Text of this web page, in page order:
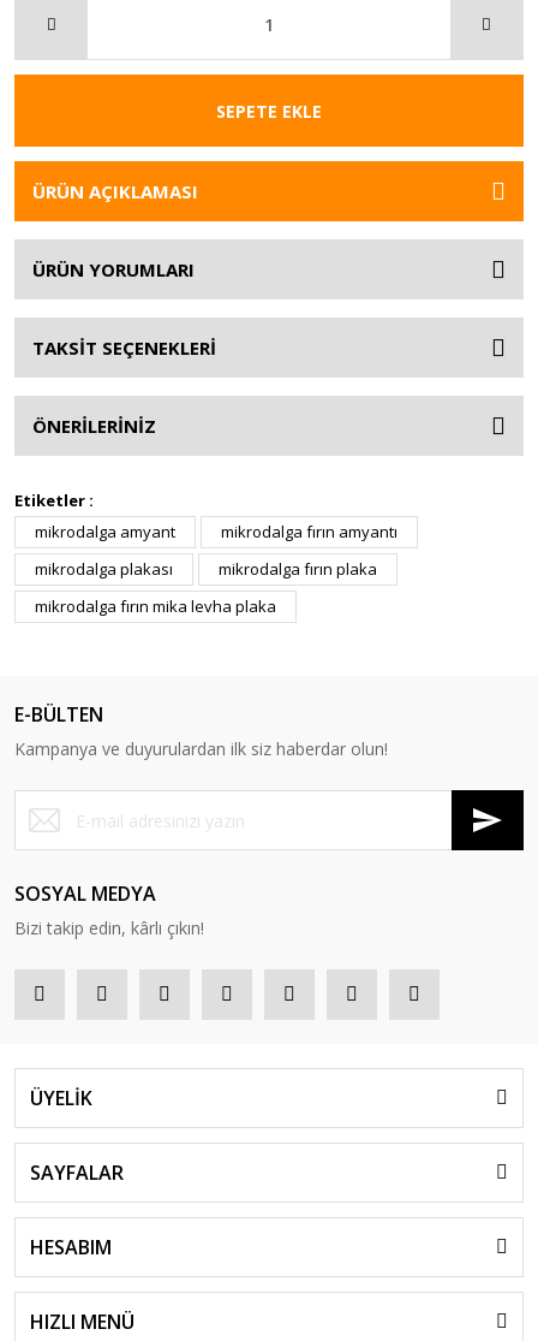
SEPETE EKLE
ÜRÜN AÇIKLAMASI
ÜRÜN YORUMLARI
TAKSİT SEÇENEKLERİ
ÖNERİLERİNİZ
Etiketler :
mikrodalga amyant
mikrodalga fırın amyantı
mikrodalga plakası
mikrodalga fırın plaka
mikrodalga fırın mika levha plaka
E-BÜLTEN
Kampanya ve duyurulardan ilk siz haberdar olun!
SOSYAL MEDYA
Bizi takip edin, kârlı çıkın!
ÜYELİK
SAYFALAR
HESABIM
HIZLI MENÜ